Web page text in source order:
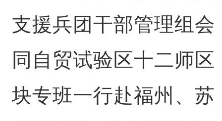
支援兵团干部管理组会
同自贸试验区十二师区
块专班一行赴福州、苏